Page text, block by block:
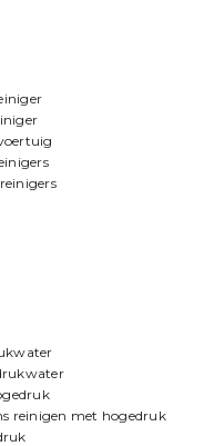
reinigen met hogedruk